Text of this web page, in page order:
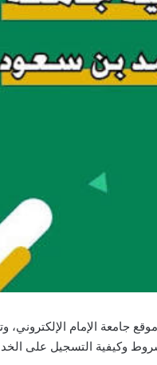
جامعة الإمام الإلكتروني،
وكيفية التسجيل على